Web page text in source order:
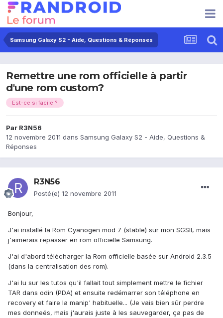
Samsung Galaxy S2 - Aide, Questions & Réponses
Remettre une rom officielle à partir
d'une rom custom?
Est-ce si facile ?
Par R3N56
12 novembre 2011 dans Samsung Galaxy S2 - Aide, Questions &
Réponses
R3N56
Posté(e) 12 novembre 2011
Bonjour,
J'ai installé la Rom Cyanogen mod 7 (stable) sur mon SGSII, mais
j'aimerais repasser en rom officielle Samsung.
J'ai d'abord télécharger la Rom officielle basée sur Android 2.3.5
(dans la centralisation des rom).
J'ai lu sur les tutos qu'il fallait tout simplement mettre le fichier
TAR dans odin (PDA) et ensuite redémarrer son téléphone en
recovery et faire la manip' habituelle... (Je vais bien sûr perdre
mes donneés, mais j'aurais juste à les sauvegarder, ça pas de